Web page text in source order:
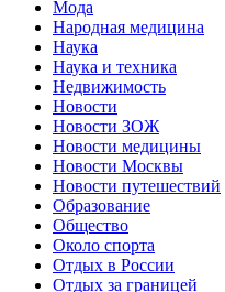
Мода
Народная медицина
Наука
Наука и техника
Недвижимость
Новости
Новости ЗОЖ
Новости медицины
Новости Москвы
Новости путешествий
Образование
Общество
Около спорта
Отдых в России
Отдых за границей